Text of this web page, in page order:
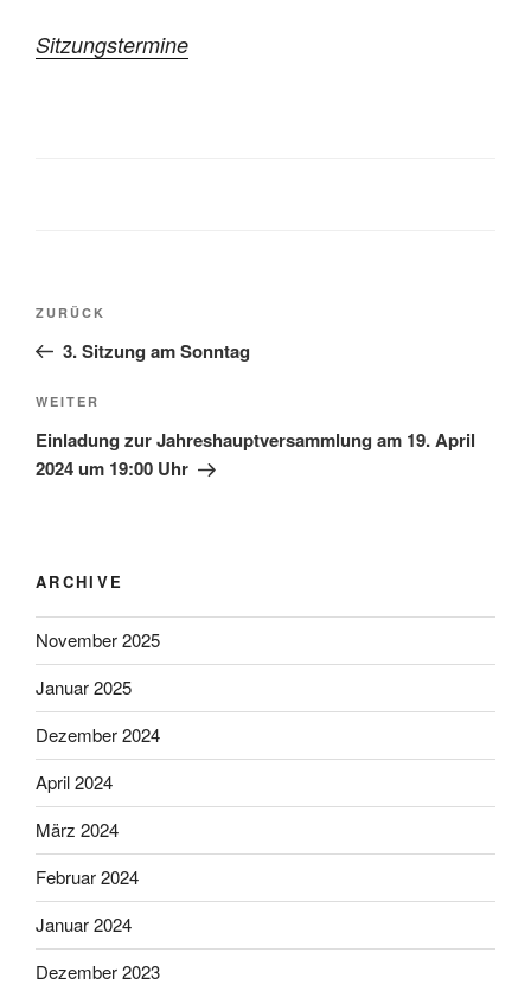
Sitzungstermine
Beitragsnavigation
Vorheriger
Beitrag
ZURÜCK
3. Sitzung am Sonntag
Nächster
Beitrag
WEITER
Einladung zur Jahreshauptversammlung am 19. April
2024 um 19:00 Uhr
ARCHIVE
November 2025
Januar 2025
Dezember 2024
April 2024
März 2024
Februar 2024
Januar 2024
Dezember 2023